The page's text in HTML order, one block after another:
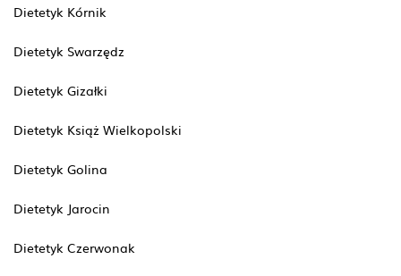
Dietetyk Kórnik
Dietetyk Swarzędz
Dietetyk Gizałki
Dietetyk Książ Wielkopolski
Dietetyk Golina
Dietetyk Jarocin
Dietetyk Czerwonak